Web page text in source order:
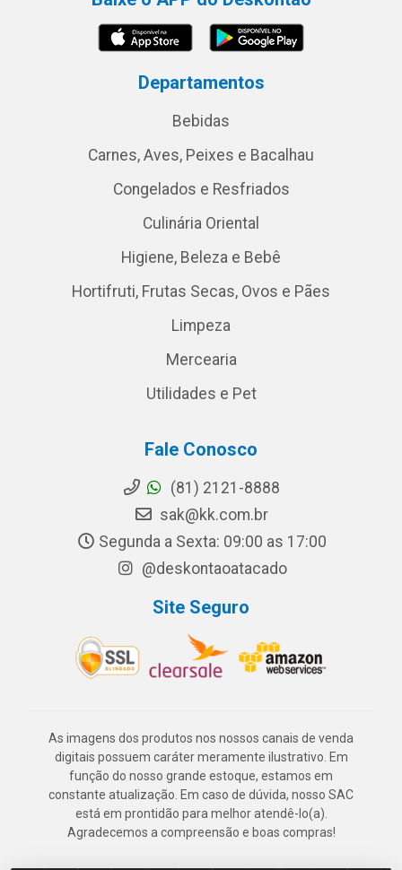
Departamentos
Bebidas
Carnes, Aves, Peixes e Bacalhau
Congelados e Resfriados
Culinária Oriental
Higiene, Beleza e Bebê
Hortifruti, Frutas Secas, Ovos e Pães
Limpeza
Mercearia
Utilidades e Pet
Fale Conosco
(81) 2121-8888
sak@kk.com.br
Segunda a Sexta: 09:00 as 17:00
@deskontaoatacado
Site Seguro
As imagens dos produtos nos nossos canais de venda
digitais possuem caráter meramente ilustrativo. Em
função do nosso grande estoque, estamos em
constante atualização. Em caso de dúvida, nosso SAC
está em prontidão para melhor atendê-lo(a).
Agradecemos a compreensão e boas compras!